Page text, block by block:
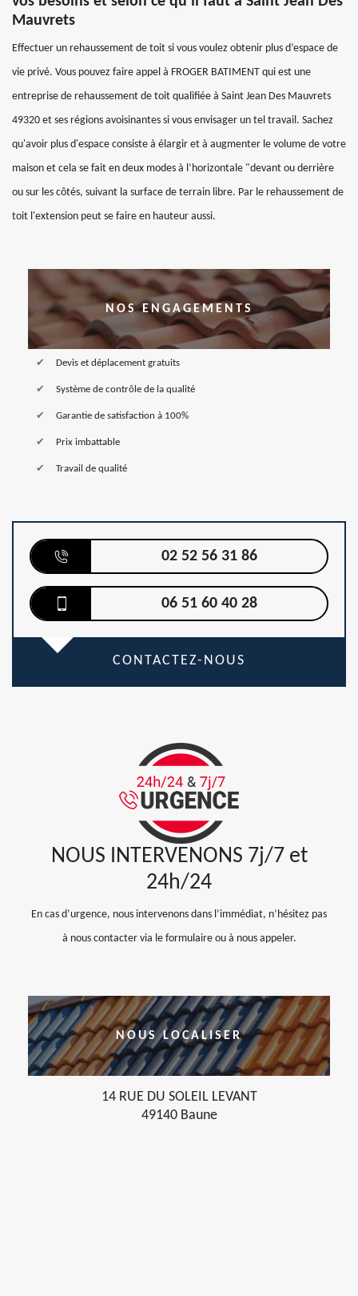
Mauvrets
Effectuer un rehaussement de toit si vous voulez obtenir plus d’espace de
vie privé. Vous pouvez faire appel à FROGER BATIMENT qui est une
entreprise de rehaussement de toit qualifiée à Saint Jean Des Mauvrets
49320 et ses régions avoisinantes si vous envisager un tel travail. Sachez
qu'avoir plus d'espace consiste à élargir et à augmenter le volume de votre
maison et cela se fait en deux modes à l’horizontale "devant ou derrière
ou sur les côtés, suivant la surface de terrain libre. Par le rehaussement de
toit l'extension peut se faire en hauteur aussi.
NOS ENGAGEMENTS
Devis et déplacement gratuits
Système de contrôle de la qualité
Garantie de satisfaction à 100%
Prix imbattable
Travail de qualité
02 52 56 31 86
06 51 60 40 28
CONTACTEZ-NOUS
NOUS INTERVENONS 7j/7 et
24h/24
En cas d’urgence, nous intervenons dans l’immédiat, n’hésitez pas
à nous contacter via le formulaire ou à nous appeler.
NOUS LOCALISER
14 RUE DU SOLEIL LEVANT
49140 Baune